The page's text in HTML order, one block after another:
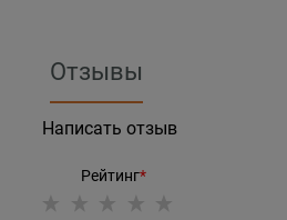
Отзывы
Написать отзыв
Рейтинг